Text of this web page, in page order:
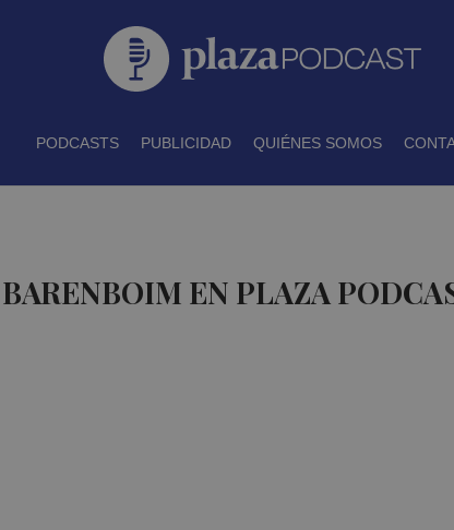
PODCASTS PUBLICIDAD QUIÉNES SOMOS
EN PLAZA